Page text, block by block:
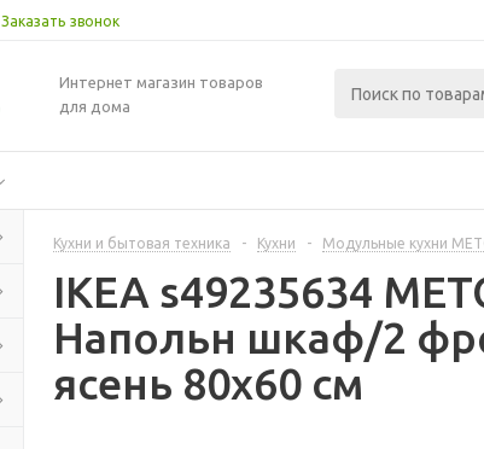
Заказать звонок
Интернет магазин товаров
для дома
Кухни и бытовая техника - Кухни - Модульные кухни
IKEA s49235634
Напольн шкаф/2
ясень 80x60 см